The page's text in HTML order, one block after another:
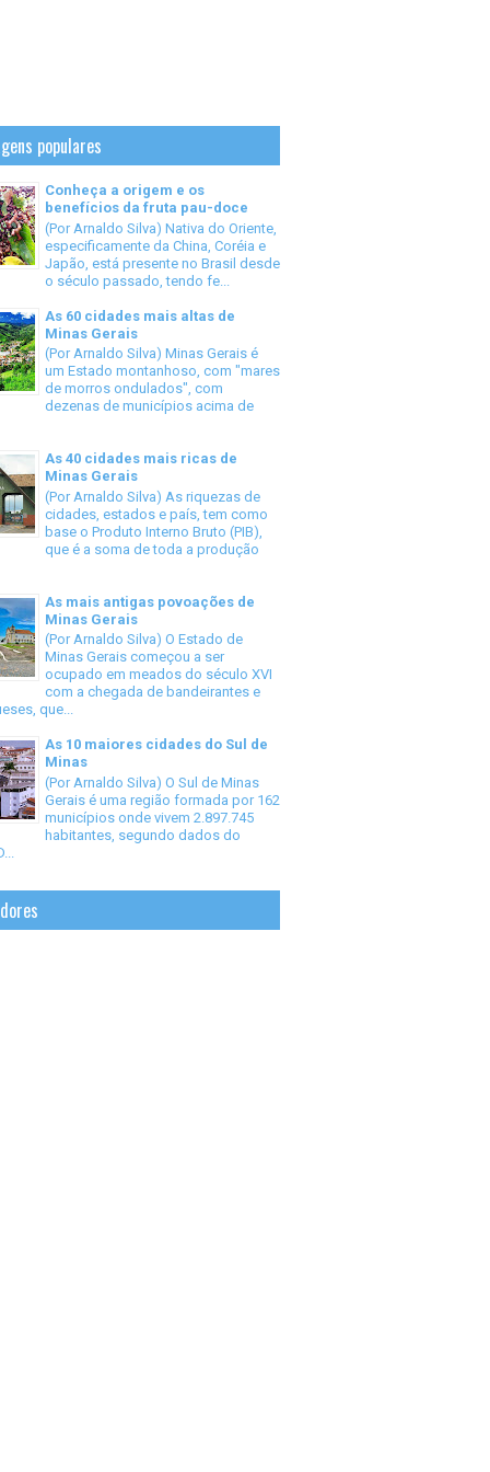
populares
Conheça a origem e os
benefícios da fruta pau-doce
(Por Arnaldo Silva) Nativa do Oriente,
especificamente da China, Coréia e
Japão, está presente no Brasil desde
o século passado, tendo fe...
As 60 cidades mais altas de
Minas Gerais
(Por Arnaldo Silva) Minas Gerais é
um Estado montanhoso, com "mares
de morros ondulados", com
dezenas de municípios acima de
As 40 cidades mais ricas de
Minas Gerais
(Por Arnaldo Silva) As riquezas de
cidades, estados e país, tem como
base o Produto Interno Bruto (PIB),
que é a soma de toda a produção
As mais antigas povoações de
Minas Gerais
(Por Arnaldo Silva) O Estado de
Minas Gerais começou a ser
ocupado em meados do século XVI
com a chegada de bandeirantes e
que...
As 10 maiores cidades do Sul de
Minas
(Por Arnaldo Silva) O Sul de Minas
Gerais é uma região formada por 162
municípios onde vivem 2.897.745
habitantes, segundo dados do